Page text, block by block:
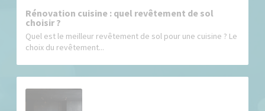
Rénovation cuisine : quel revêtement de sol
choisir ?
Quel est le meilleur revêtement de sol pour une cuisine ? Le
choix du revêtement...